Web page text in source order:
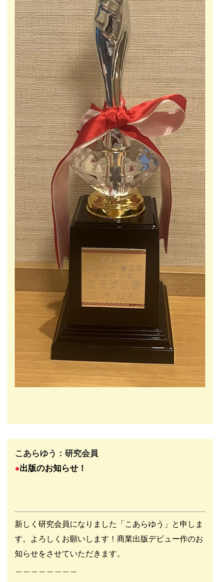
こあらゆう：研究会員
●出版のお知らせ ！
新しく研究会員になりました「こあらゆう」と申しま
す。よろしくお願いします！商業出版デビュー作のお
知らせをさせていただきます。